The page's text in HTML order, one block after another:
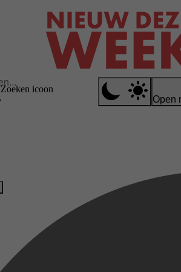
Zoeken icoon
Open